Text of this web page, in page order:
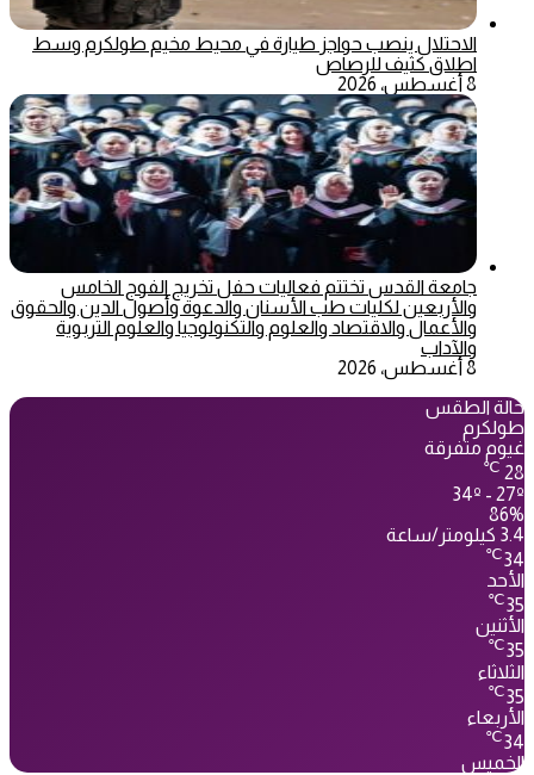
الاحتلال ينصب حواجز طيارة في محيط مخيم طولكرم وسط
اطلاق كثيف للرصاص
8 أغسطس، 2026
جامعة القدس تختتم فعاليات حفل تخريج الفوج الخامس
والأربعين لكليات طب الأسنان والدعوة وأصول الدين والحقوق
والأعمال والاقتصاد والعلوم والتكنولوجيا والعلوم التربوية
والآداب
8 أغسطس، 2026
حالة الطقس
طولكرم
غيوم متفرقة
28
℃
34º - 27º
86%
3.4 كيلومتر/ساعة
34
℃
الأحد
35
℃
الأثنين
35
℃
الثلاثاء
35
℃
الأربعاء
34
℃
الخميس